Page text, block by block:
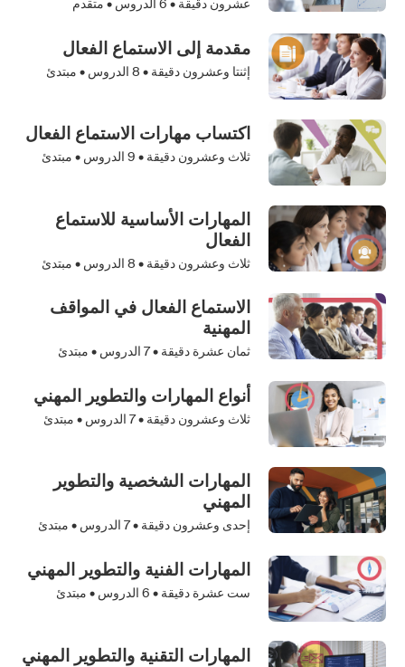
عشرون دقيقة • 6 الدروس • متقدم
مقدمة إلى الاستماع الفعال
إثنتا وعشرون دقيقة • 8 الدروس • مبتدئ
اكتساب مهارات الاستماع الفعال
ثلاث وعشرون دقيقة • 9 الدروس • مبتدئ
المهارات الأساسية للاستماع
الفعال
ثلاث وعشرون دقيقة • 8 الدروس • مبتدئ
الاستماع الفعال في المواقف
المهنية
ثمان عشرة دقيقة •7 الدروس • مبتدئ
أنواع المهارات والتطوير المهني
ثلاث وعشرون دقيقة •7 الدروس • مبتدئ
المهارات الشخصية والتطوير
المهني
إحدى وعشرون دقيقة •7 الدروس • مبتدئ
المهارات الفنية والتطوير المهني
ست عشرة دقيقة • 6 الدروس • مبتدئ
المهارات التقنية والتطوير المهني